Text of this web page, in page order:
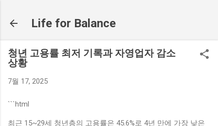
Life for Balance
청년 고용률 최저 기록과 자영업자 감소
상황
7월 17, 2025
```html
최근 15~29세 청년층의 고용률은 45.6%로 4년 만에 가장 낮은